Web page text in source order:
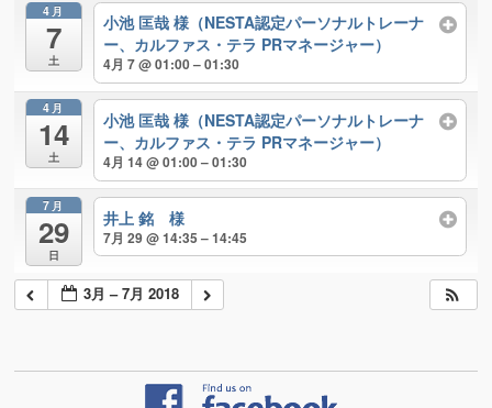
4月
7
土
小池 匡哉 様（NESTA認定パーソナルトレーナ
ー、カルファス・テラ PRマネージャー）
4月 7 @ 01:00 – 01:30
4月
14
土
小池 匡哉 様（NESTA認定パーソナルトレーナ
ー、カルファス・テラ PRマネージャー）
4月 14 @ 01:00 – 01:30
7月
29
日
井上 銘 様
7月 29 @ 14:35 – 14:45
3月 – 7月 2018